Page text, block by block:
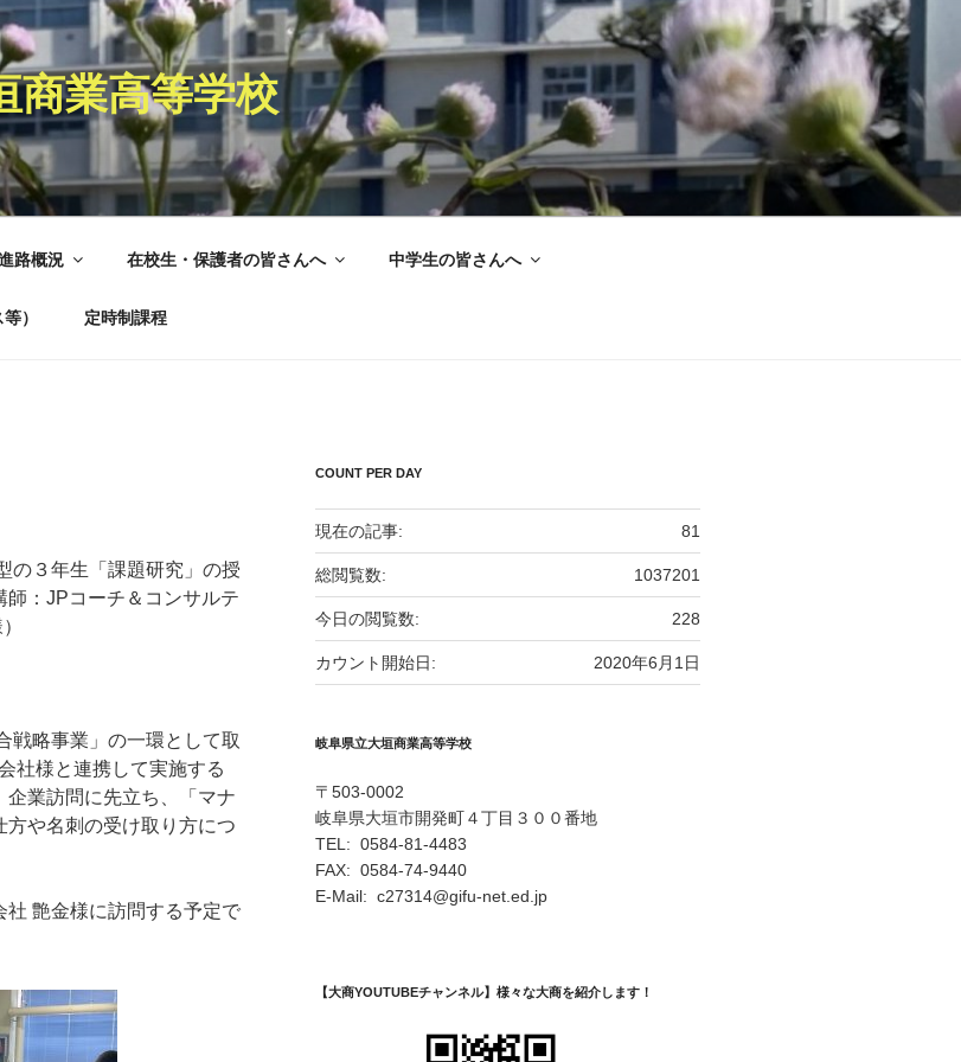
商業高等学校
路概況 在校生・保護者の皆さんへ 中学生の皆さんへ
） 定時制課程
の３年生「課題研究」の授
：JPコーチ＆コンサルテ
戦略事業」の一環として取
社様と連携して実施する
企業訪問に先立ち、「マナ
や名刺の受け取り方につ
艶金様に訪問する予定で
COUNT PER DAY
81
現在の記事:
1037201
総閲覧数:
228
今日の閲覧数:
2020年6月1日
カウント開始日:
岐阜県立大垣商業高等学校
〒503-0002
岐阜県大垣市開発町４丁目３００番地
TEL: 0584-81-4483
FAX: 0584-74-9440
E-Mail: c27314@gifu-net.ed.jp
【大商YOUTUBEチャンネル】様々な大商を紹介します！